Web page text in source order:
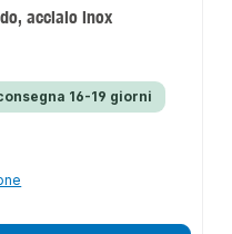
acciaio inox
16-19 giorni